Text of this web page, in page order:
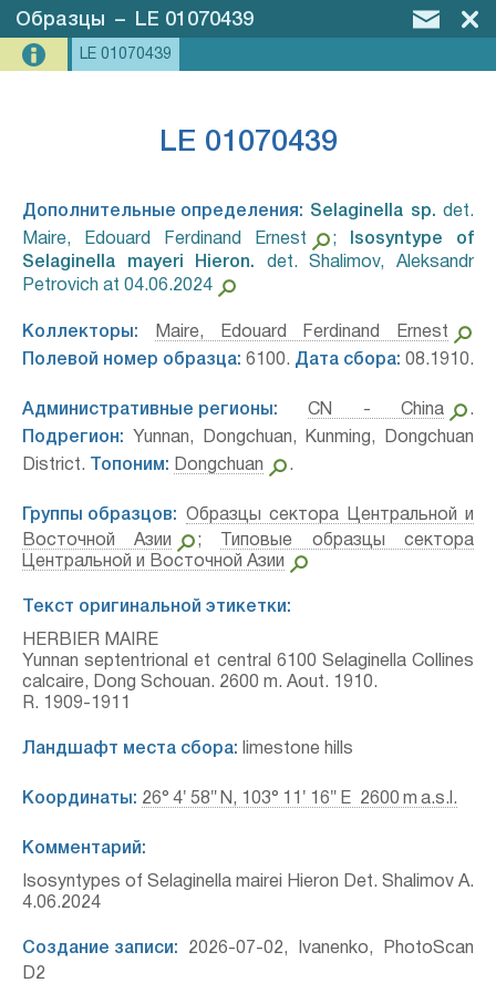
Образцы – LE 01070439
LE 01070439
LE 01070439
Дополнительные определения: Selaginella sp.⁣ det.
Maire, Edouard Ferdinand Ernest
;
Isosyntype of
Selaginella mayeri Hieron.⁣ det. Shalimov, Aleksandr
Petrovich at 04.06.2024
Коллекторы:
Maire, Edouard Ferdinand Ernest
Полевой номер образца: 6100. Дата сбора: 08.1910.
Административные регионы: CN - China
.
Подрегион: Yunnan, Dongchuan, Kunming, Dongchuan
District.
Топоним: Dongchuan .
Группы образцов:
Образцы сектора Центральной и
Восточной Азии
;
Типовые образцы сектора
Центральной и Восточной Азии
Текст оригинальной этикетки:
HERBIER MAIRE
Yunnan septentrional et central 6100 Selaginella Collines
calcaire, Dong Schouan. 2600 m. Aout. 1910.
R. 1909-1911
Ландшафт места сбора: limestone hills
Координаты: 26° 4′ 58″ N, 103° 11′ 16″ E 2600 m a.s.l.
Комментарий:
Isosyntypes of Selaginella mairei Hieron Det. Shalimov A.
4.06.2024
Создание записи: 2026-07-02, Ivanenko, PhotoScan
D2